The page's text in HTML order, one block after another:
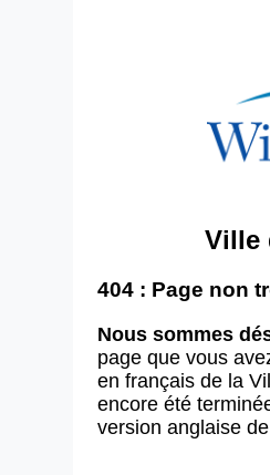
Ville
404 : Page non
Nous sommes
page que vous
en français de la
encore été
version anglaise